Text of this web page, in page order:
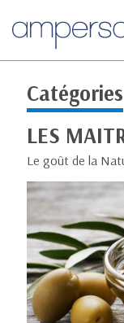
Catégories
LES
Le goût de la